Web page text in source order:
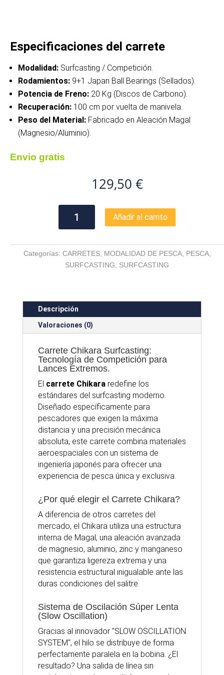
Especificaciones del carrete
Modalidad: Surfcasting / Competición.
Rodamientos: 9+1 Japan Ball Bearings (Sellados).
Potencia de Freno: 20 Kg (Discos de Carbono).
Recuperación: 100 cm por vuelta de manivela.
Peso del Material: Fabricado en Aleación Magal
(Magnesio/Aluminio).
Envio gratis
129,50 €
Chikara
Oscilación
Lenta
cantidad
Añadir al carrito
Categorías: CARRETES, MODALIDAD DE PESCA, PESCA,
SURFCASTING, SURFCASTING
Descripción
Valoraciones (0)
Carrete Chikara Surfcasting:
Tecnología de Competición para
Lances Extremos.
El carrete Chikararedefine los
estándares del surfcasting moderno.
Diseñado específicamente para
pescadores que exigen la máxima
distancia y una precisión mecánica
absoluta, este carrete combina materiales
aeroespaciales con un sistema de
ingeniería japonés para ofrecer una
experiencia de pesca única y exclusiva.
¿Por qué elegir el Carrete Chikara?
A diferencia de otros carretes del
mercado, el Chikara utiliza una estructura
interna de Magal, una aleación avanzada
de magnesio, aluminio, zinc y manganeso
que garantiza ligereza extrema y una
resistencia estructural inigualable ante las
duras condiciones del salitre.
Sistema de Oscilación Súper Lenta
(Slow Oscillation)
Gracias al innovador "SLOW OSCILLATION
SYSTEM", el hilo se distribuye de forma
perfectamente paralela en la bobina. ¿El
resultado? Una salida de línea sin